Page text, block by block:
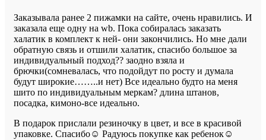
Заказывала ранее 2 пижамки на сайте, очень нравились. И
заказала еще одну на wb. Пока собиралась заказать
халатик в комплект к ней- они закончились. Но мне дали
обратную связь и отшили халатик, спасибо большое за
индивидуальный подход?? заодно взяла и
брючки(сомневалась, что подойдут по росту и думала
будут широкие……..и нет) Все идеально будто на меня
шито по индивидуальным меркам? длина штанов,
посадка, кимоно-все идеально.
В подарок прислали резиночку в цвет, и все в красивой
упаковке. Спасибо☺️ Радуюсь покупке как ребенок☺️